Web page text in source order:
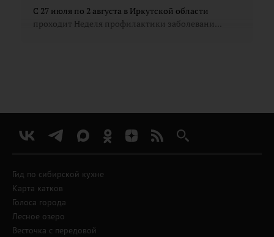
С 27 июля по 2 августа в Иркутской области
проходит Неделя профилактики заболевани...
Гид по сибирской кухне
Карта катков
Голоса города
Лесное озеро
Весточка с передовой